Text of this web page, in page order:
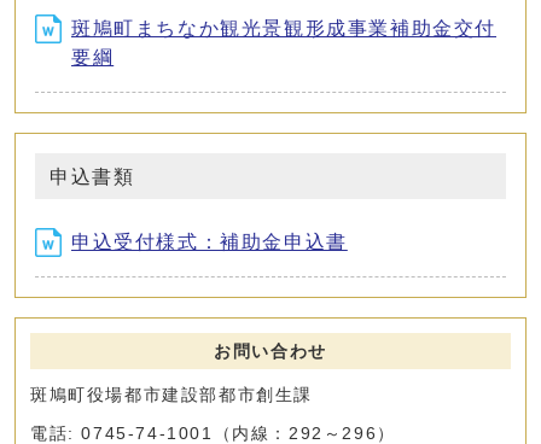
斑鳩町まちなか観光景観形成事業補助金交付
要綱
申込書類
申込受付様式：補助金申込書
お問い合わせ
斑鳩町役場都市建設部都市創生課
電話: 0745-74-1001（内線：292～296）